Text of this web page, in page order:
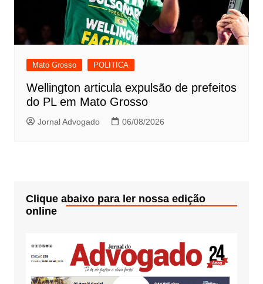
Mato Grosso POLITICA
Wellington articula expulsão de prefeitos
do PL em Mato Grosso
Jornal Advogado 06/08/2026
Clique abaixo para ler nossa edição
online